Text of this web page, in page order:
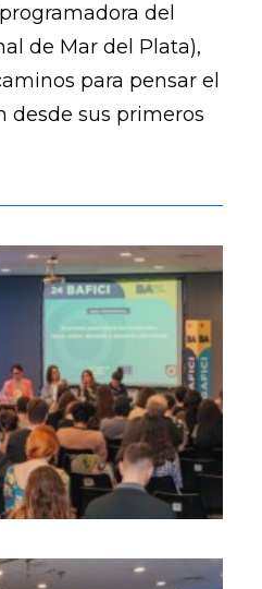
del
de Mar del Plata),
para pensar el
desde sus primeros